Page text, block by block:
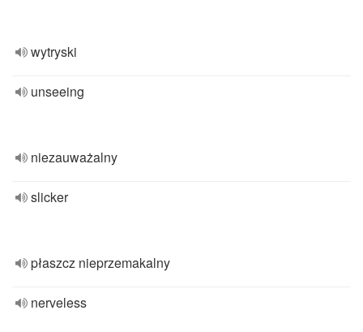
wytryski
unseeing
niezauważalny
slicker
płaszcz nieprzemakalny
nerveless